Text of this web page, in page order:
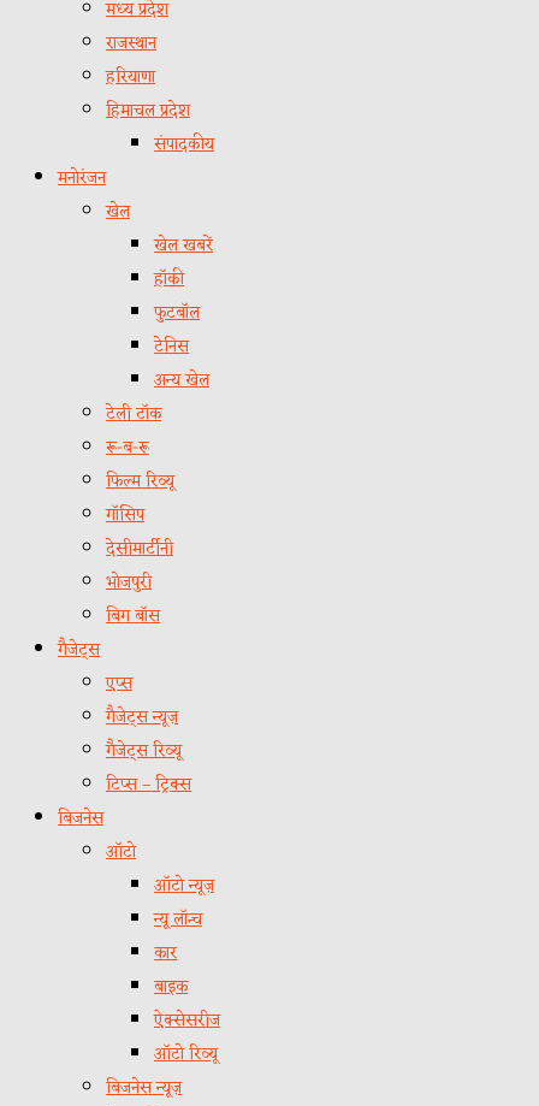
मध्य प्रदेश
राजस्थान
हरियाणा
हिमाचल प्रदेश
संपादकीय
मनोरंजन
खेल
खेल खबरें
हॉकी
फुटबॉल
टेनिस
अन्य खेल
टेली टॉक
रू-ब-रू
फिल्म रिव्यू
गॉसिप
देसीमार्टीनी
भोजपुरी
बिग बॉस
गैजेट्स
एप्स
गैजेट्स न्यूज़
गैजेट्स रिव्यू
टिप्स – ट्रिक्स
बिजनेस
ऑटो
ऑटो न्यूज़
न्यू लॉन्च
कार
बाइक
ऐक्सेसरीज
ऑटो रिव्यू
बिजनेस न्यूज़